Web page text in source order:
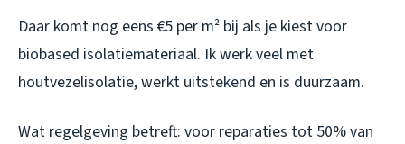
Daar komt nog eens €5 per m² bij als je kiest voor
biobased isolatiemateriaal. Ik werk veel met
houtvezelisolatie, werkt uitstekend en is duurzaam.
Wat regelgeving betreft: voor reparaties tot 50% van